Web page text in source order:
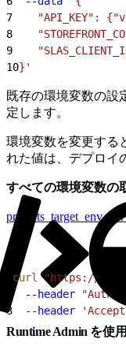
7
"API_KEY":
8
9
10}'
既存の環境変数の設
定します。
環境変数を変更する
れた値は、デプロイ
すべての環境変数の
curl "https://
  --header
3
  --header
Runtime Admin を使